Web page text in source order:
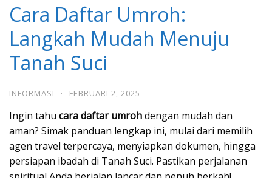
Cara Daftar Umroh:
Langkah Mudah Menuju
Tanah Suci
INFORMASI · FEBRUARI 2, 2025
Ingin tahu cara daftar umrohdengan mudah dan
aman? Simak panduan lengkap ini, mulai dari memilih
agen travel terpercaya, menyiapkan dokumen, hingga
persiapan ibadah di Tanah Suci. Pastikan perjalanan